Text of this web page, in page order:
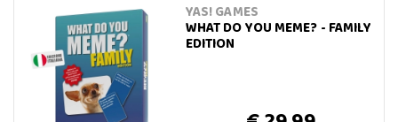
YAS! GAMES
WHAT DO YOU MEME? - FAMILY
EDITION